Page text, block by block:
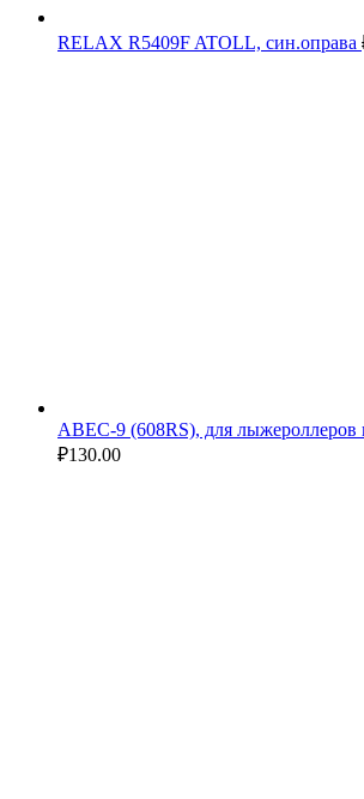
RELAX R5409F ATOLL, син.оправа
ABEC-9 (608RS), для лыжероллеров
₽130.00